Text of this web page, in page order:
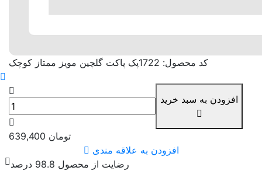
پک پاکت گلچین مویز ممتاز کوچک کد محصول: 1722
افزودن به سبد خرید
639,400 تومان
افزودن به علاقه مندی
رضایت از محصول 98.8 درصد